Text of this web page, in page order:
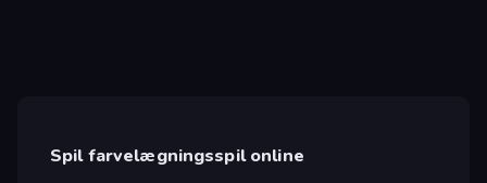
Spil farvelægningsspil online